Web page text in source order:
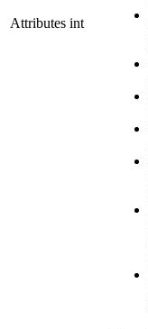
Attributes int